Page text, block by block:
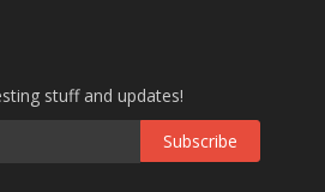
stuff and updates!
Subscribe